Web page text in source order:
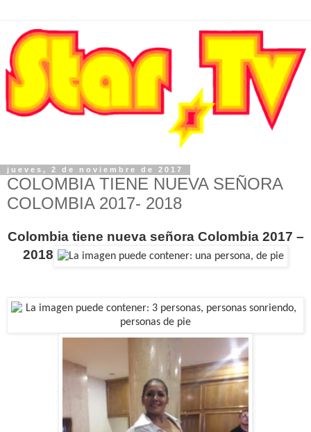
jueves, 2 de noviembre de 2017
COLOMBIA TIENE NUEVA SEÑORA
COLOMBIA 2017- 2018
Colombia tiene nueva señora Colombia 2017 –
2018